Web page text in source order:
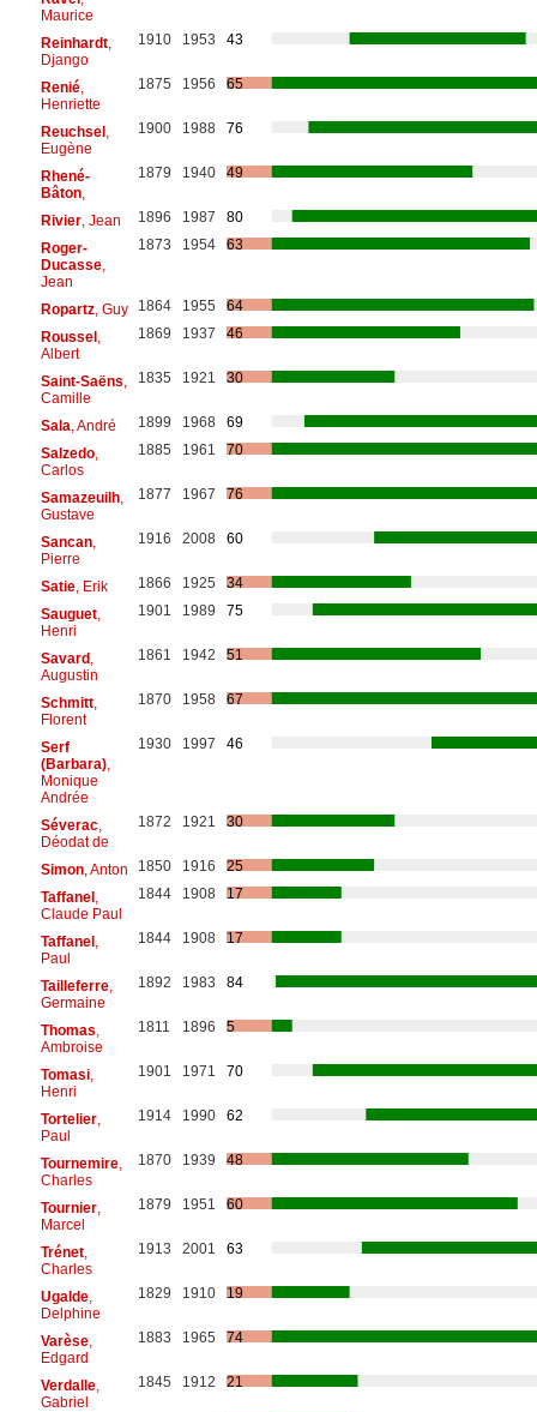
Maurice
Reinhardt,
Django
1910 1953 43
Renié,
Henriette
1875 1956 65
Reuchsel,
Eugène
1900 1988 76
Rhené-
Bâton,
1879 1940 49
Rivier, Jean 1896 1987
80
Roger-
Ducasse,
Jean
1873 1954 63
Ropartz, Guy 1864 1955
64
Roussel,
Albert
1869 1937 46
Saint-Saëns
Camille
1835 1921 30
Sala , André 1899 1968
69
Salzedo,
Carlos
1885 1961 70
Samazeuilh,
Gustave
1877 1967 76
Sancan,
Pierre
1916 2008 60
Satie, Erik 1866 1925
34
Sauguet,
Henri
1901 1989 75
Savard,
Augustin
1861 1942 51
Schmitt,
Florent
1870 1958 67
Serf
(Barbara),
Monique
Andrée
1930 1997 46
Séverac,
Déodat de
1872 1921 30
Simon, Anton 1850 1916
25
Taffanel,
Claude Paul
1844 1908 17
Taffanel,
Paul
1844 1908 17
Tailleferre,
Germaine
1892 1983 84
Thomas
Ambroise
1811 1896 5
Tomasi,
Henri
1901 1971 70
Tortelier,
Paul
1914 1990 62
Tournemire,
Charles
1870 1939 48
Tournier,
Marcel
1879 1951 60
Trénet,
Charles
1913 2001 63
Ugalde,
Delphine
1829 1910 19
Varèse,
Edgard
1883 1965 74
Verdalle,
Gabriel
1845 1912 21